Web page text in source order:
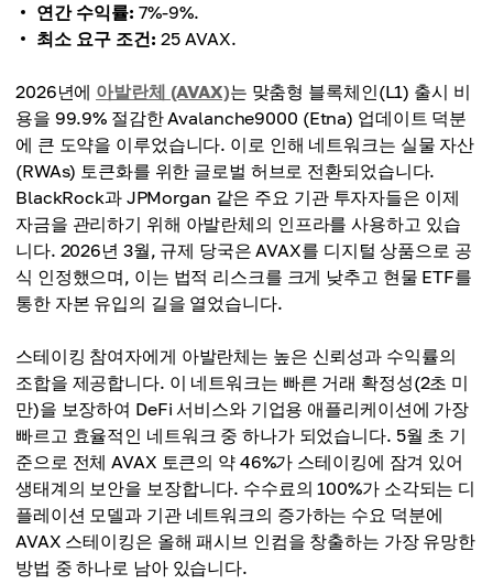
연간 수익률: 7%-9%.
최소 요구 조건: 25 AVAX.
2026년에 아발란체 (AVAX)는 맞춤형 블록체인(L1) 출시 비
용을 99.9% 절감한 Avalanche9000 (Etna) 업데이트 덕분
에 큰 도약을 이루었습니다. 이로 인해 네트워크는 실물 자산
(RWAs) 토큰화를 위한 글로벌 허브로 전환되었습니다.
BlackRock과 JPMorgan 같은 주요 기관 투자자들은 이제
자금을 관리하기 위해 아발란체의 인프라를 사용하고 있습
니다. 2026년 3월, 규제 당국은 AVAX를 디지털 상품으로 공
식 인정했으며, 이는 법적 리스크를 크게 낮추고 현물 ETF를
통한 자본 유입의 길을 열었습니다.
스테이킹 참여자에게 아발란체는 높은 신뢰성과 수익률의
조합을 제공합니다. 이 네트워크는 빠른 거래 확정성(2초 미
만)을 보장하여 DeFi 서비스와 기업용 애플리케이션에 가장
빠르고 효율적인 네트워크 중 하나가 되었습니다. 5월 초 기
준으로 전체 AVAX 토큰의 약 46%가 스테이킹에 잠겨 있어
생태계의 보안을 보장합니다. 수수료의 100%가 소각되는 디
플레이션 모델과 기관 네트워크의 증가하는 수요 덕분에
AVAX 스테이킹은 올해 패시브 인컴을 창출하는 가장 유망한
방법 중 하나로 남아 있습니다.